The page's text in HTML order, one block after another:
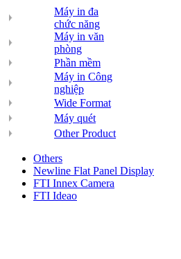
Máy in đa
chức năng
Máy in văn
phòng
Phần mềm
Máy in Công
nghiệp
Wide Format
Máy quét
Other Product
Others
Newline Flat Panel Display
FTI Innex Camera
FTI Ideao